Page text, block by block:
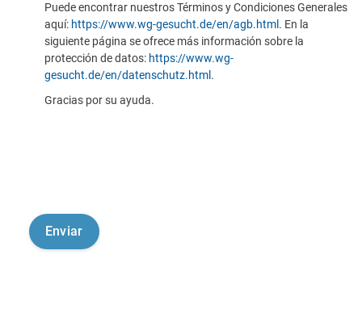
Puede encontrar nuestros Términos y Condiciones Generales
aquí: https://www.wg-gesucht.de/en/agb.html . En la
siguiente página se ofrece más información sobre la
protección de datos: https://www.wg-
gesucht.de/en/datenschutz.html .
Gracias por su ayuda.